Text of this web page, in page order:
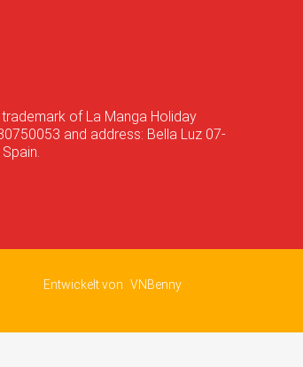
of La Manga Holiday
and address: Bella Luz 07-
Entwickelt von VNBenny